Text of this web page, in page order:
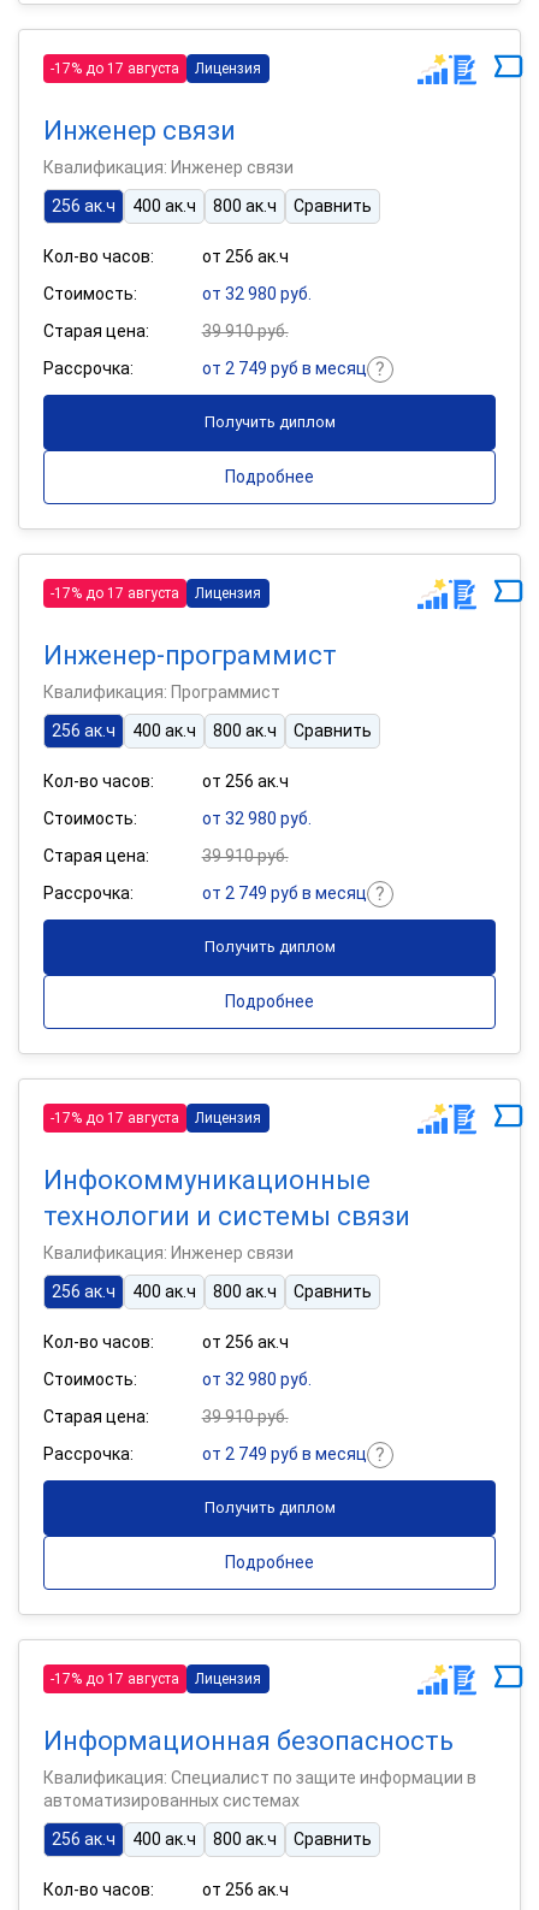
-17% до 17 августа Лицензия
Инженер связи
Квалификация: Инженер связи
256 ак.ч
400 ак.ч 800 ак.ч Сравнить
Кол-во часов:
от 256 ак.ч
Стоимость:
от 32 980 руб.
Старая цена:
39 910 руб.
Рассрочка:
от 2 749 руб в месяц
Получить диплом
Подробнее
-17% до 17 августа Лицензия
Инженер-программист
Квалификация: Программист
256 ак.ч
400 ак.ч 800 ак.ч Сравнить
Кол-во часов:
от 256 ак.ч
Стоимость:
от 32 980 руб.
Старая цена:
39 910 руб.
Рассрочка:
от 2 749 руб в месяц
Получить диплом
Подробнее
-17% до 17 августа Лицензия
Инфокоммуникационные
технологии и системы связи
Квалификация: Инженер связи
256 ак.ч
400 ак.ч 800 ак.ч Сравнить
Кол-во часов:
от 256 ак.ч
Стоимость:
от 32 980 руб.
Старая цена:
39 910 руб.
Рассрочка:
от 2 749 руб в месяц
Получить диплом
Подробнее
-17% до 17 августа Лицензия
Информационная безопасность
Квалификация: Специалист по защите информации в
автоматизированных системах
256 ак.ч
400 ак.ч 800 ак.ч Сравнить
Кол-во часов:
от 256 ак.ч